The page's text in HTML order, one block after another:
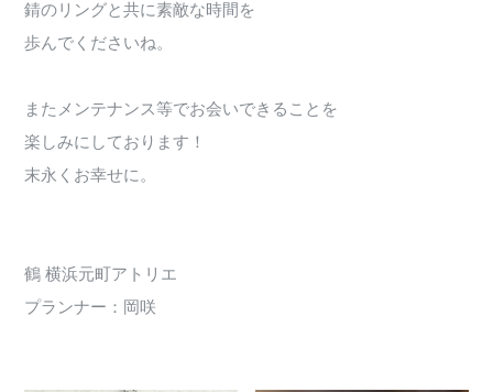
錆のリングと共に素敵な時間を
歩んでくださいね。
またメンテナンス等でお会いできることを
楽しみにしております！
末永くお幸せに。
鶴 横浜元町アトリエ
プランナー：岡咲